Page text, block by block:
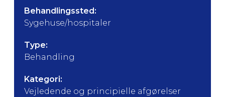
Behandlingssted:
Sygehuse/hospitaler
Type:
Behandling
Kategori:
Vejledende og principielle afgørelser